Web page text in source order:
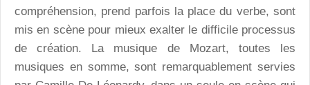
compréhension, prend parfois la place du verbe, sont
mis en scène pour mieux exalter le difficile processus
de création. La musique de Mozart, toutes les
musiques en somme, sont remarquablement servies